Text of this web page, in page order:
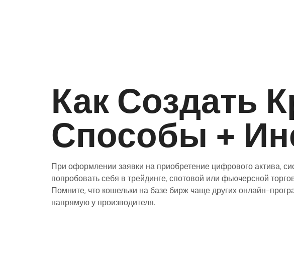
Как Создать
Способы +
При оформлении заявки на приобретение цифрового актива,
попробовать себя в трейдинге, спотовой или фьючерсной
Помните, что кошельки на базе бирж чаще других онлайн-
напрямую у производителя.